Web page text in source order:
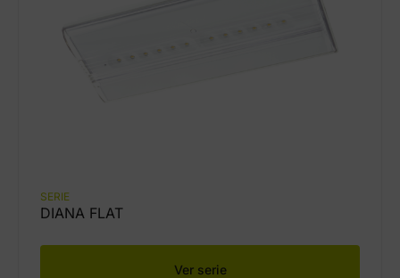
SERIE
DIANA FLAT
Ver serie